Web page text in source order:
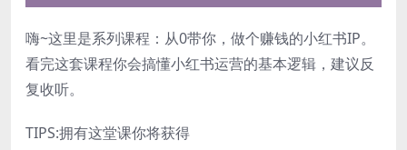
嗨~这里是系列课程：从0带你，做个赚钱的小红书IP。
看完这套课程你会搞懂小红书运营的基本逻辑，建议反
复收听。
TIPS:拥有这堂课你将获得